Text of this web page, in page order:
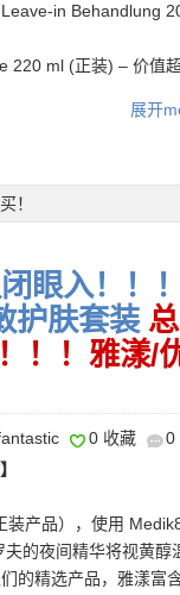
TOP好物推
啊啊！独家全线7折
in Behandlung
220 ml (正装) – 价值
(正装) – 价值超
– 价值超过 5 欧！
10 ml (奢华
奢华装) – 价值超过 22
装) 8 g – 价值 9 欧！
展开
！
眼入！！
护肤套装
！！雅漾/
0 收藏
0
装产品），使用
的夜间精华将视黄醇
的精选产品，雅漾富